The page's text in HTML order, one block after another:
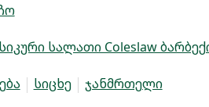
სალათი Coleslaw
სიცხე ჯანმრთელი